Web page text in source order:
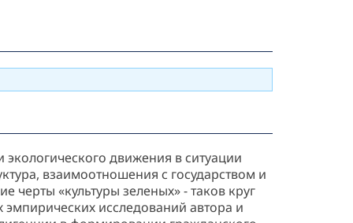
движения в ситуации
взаимоотношения с государством и
«культуры зеленых» - таков круг
исследований автора и